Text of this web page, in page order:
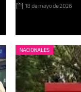
18 de mayo de 2026
NACIONALES